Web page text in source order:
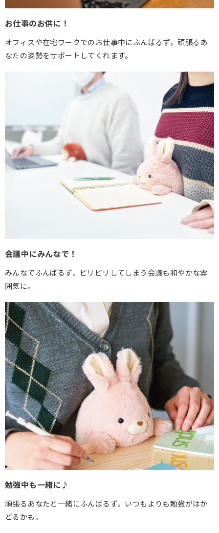
お仕事のお供に！
オフィスや在宅ワークでのお仕事中にふんばるず。頑張るあ
なたの姿勢をサポートしてくれます。
会議中にみんなで！
みんなでふんばるず。ピリピリしてしまう会議も和やかな雰
囲気に。
勉強中も一緒に♪
頑張るあなたと一緒にふんばるず。いつもよりも勉強がはか
どるかも。